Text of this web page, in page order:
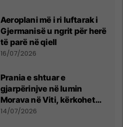
Aeroplani më i ri luftarak i
Gjermanisë u ngrit për herë
të parë në qiell
16/07/2026
Prania e shtuar e
gjarpërinjve në lumin
Morava në Viti, kërkohet
kujdes nga qytetarët
14/07/2026